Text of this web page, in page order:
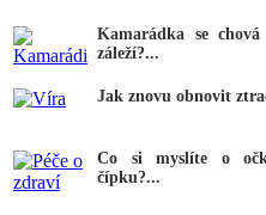
Kamarádka se
záleží?...
Jak znovu obnovit
Co si myslíte o
čípku?...